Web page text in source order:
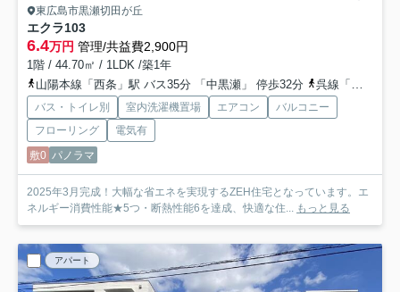
東広島市黒瀬切田が丘
エクラ103
6.4万円 管理/共益費2,900円
1階 / 44.70㎡ / 1LDK /築1年
山陽本線「西条」駅 バス35分 「中黒瀬」 停歩32分
呉線「安浦」駅 徒歩145分
バス・トイレ別 室内洗濯機置場 エアコン
バルコニー
フローリング
電気有
敷0 パノラマ
2025年3月完成！大幅な省エネを実現するZEH住宅となっています。エ
ネルギー消費性能★5つ・断熱性能6を達成、快適な住... もっと見る
アパート